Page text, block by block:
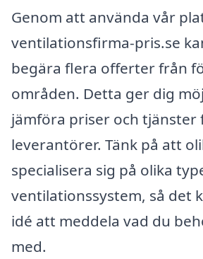
Genom att använda vår
ventilationsfirma-pris.se
begära flera offerter från
områden. Detta ger dig
jämföra priser och tjänster
leverantörer. Tänk på att
specialisera sig på olika
ventilationssystem, så det
idé att meddela vad du
med.